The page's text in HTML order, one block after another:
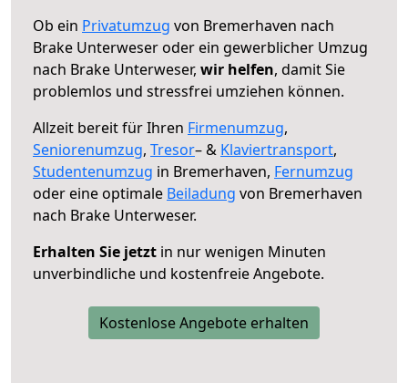
Ob ein Privatumzug von Bremerhaven nach
Brake Unterweser oder ein gewerblicher Umzug
nach Brake Unterweser, wir helfen, damit Sie
problemlos und stressfrei umziehen können.
Allzeit bereit für Ihren Firmenumzug,
Seniorenumzug, Tresor– & Klaviertransport,
Studentenumzug in Bremerhaven, Fernumzug
oder eine optimale Beiladung von Bremerhaven
nach Brake Unterweser.
Erhalten Sie jetzt in nur wenigen Minuten
unverbindliche und kostenfreie Angebote.
Kostenlose Angebote erhalten